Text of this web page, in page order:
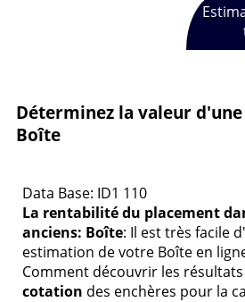
Déterminez la valeur
Boîte
Data Base: ID1 110
La rentabilité du placement
anciens: Boîte: Il est très facile
estimation de votre Boîte en
Comment découvrir les
cotation des enchères pour la